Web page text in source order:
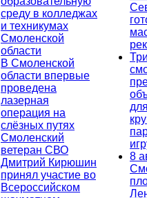
среду в колледжах
и техникумах
Смоленской
области
В Смоленской
области впервые
проведена
лазерная
операция на
слёзных путях
Смоленский
ветеран СВО
Дмитрий Кирюшин
принял участие во
Всероссийском
8